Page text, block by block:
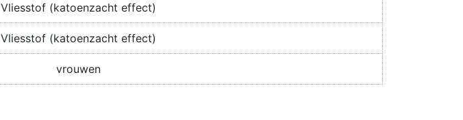
Vliesstof (katoenzacht effect)
Vliesstof (katoenzacht effect)
vrouwen